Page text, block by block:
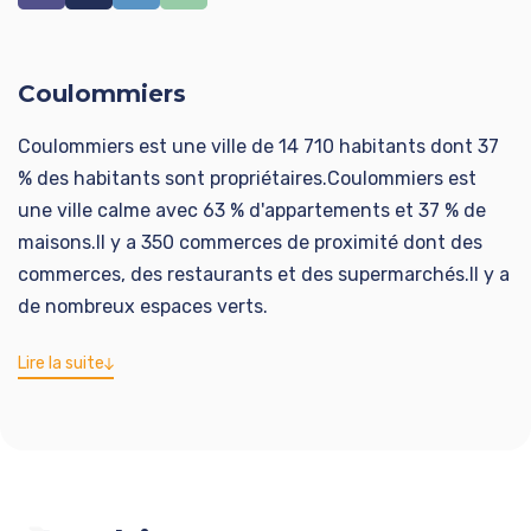
l'année 2021 : entre 1540.00 et 2130.00 €. Les
Votre conseiller ADVICIM Réseau immobilier : Filomena
Agent commercial (Entreprise individuelle)
RSAC 949053896
RCP Valide
Coulommiers
Coulommiers est une ville de 14 710 habitants dont 37
% des habitants sont propriétaires.Coulommiers est
une ville calme avec 63 % d'appartements et 37 % de
maisons.Il y a 350 commerces de proximité dont des
commerces, des restaurants et des supermarchés.Il y a
de nombreux espaces verts.
Lire la suite